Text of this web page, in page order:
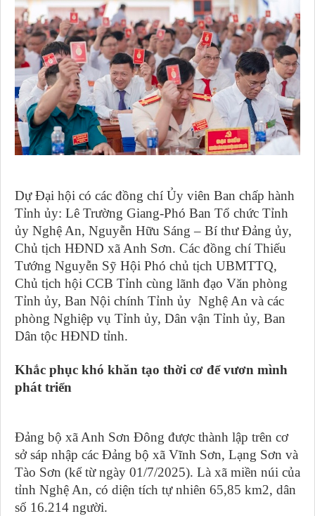
Dự Đại hội có các đồng chí Ủy viên Ban chấp hành
Tỉnh ủy: Lê Trường Giang-Phó Ban Tổ chức Tỉnh
ủy Nghệ An, Nguyễn Hữu Sáng – Bí thư Đảng ủy,
Chủ tịch HĐND xã Anh Sơn. Các đồng chí Thiếu
Tướng Nguyễn Sỹ Hội Phó chủ tịch UBMTTQ,
Chủ tịch hội CCB Tỉnh cùng lãnh đạo Văn phòng
Tỉnh ủy, Ban Nội chính Tỉnh ủy Nghệ An và các
phòng Nghiệp vụ Tỉnh ủy, Dân vận Tỉnh ủy, Ban
Dân tộc HĐND tỉnh.
Khắc phục khó khăn tạo thời cơ để vươn mình
phát triển
Đảng bộ xã Anh Sơn Đông được thành lập trên cơ
sở sáp nhập các Đảng bộ xã Vĩnh Sơn, Lạng Sơn và
Tào Sơn (kể từ ngày 01/7/2025). Là xã miền núi của
tỉnh Nghệ An, có diện tích tự nhiên 65,85 km2, dân
số 16.214 người.